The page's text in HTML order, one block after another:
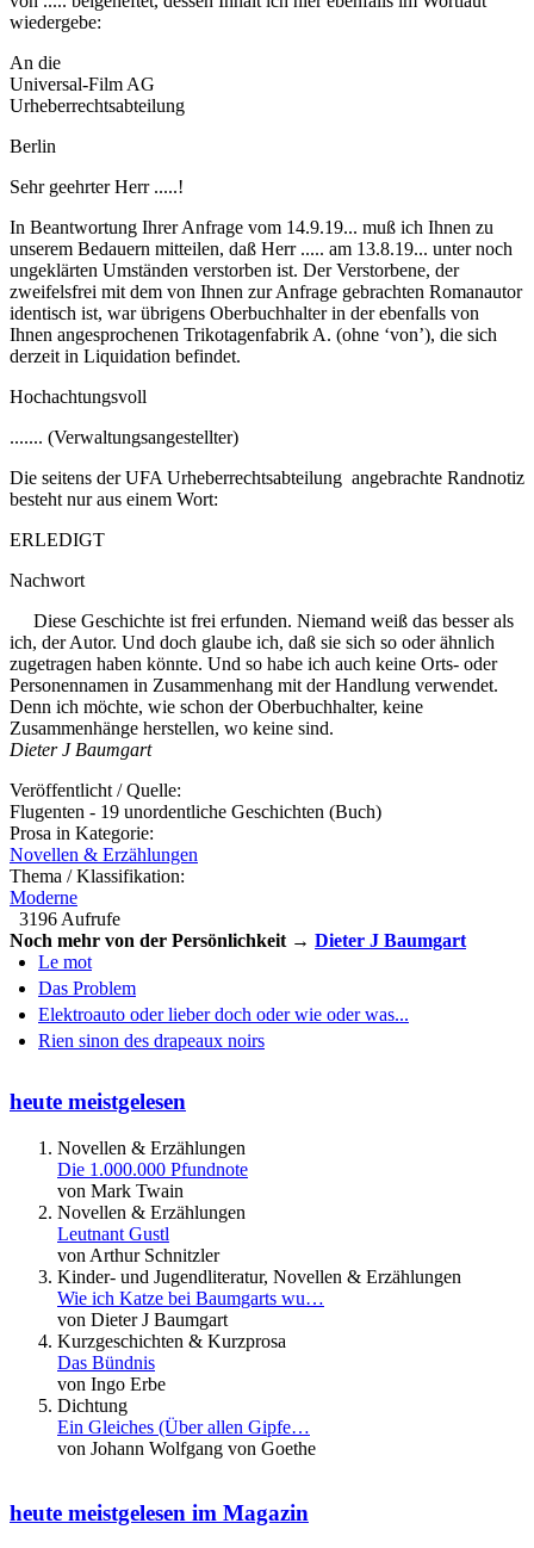
wiedergebe:
An die
Universal-Film AG
Urheberrechtsabteilung
Berlin
Sehr geehrter Herr .....!
In Beantwortung Ihrer Anfrage vom 14.9.19... muß ich Ihnen zu
unserem Bedauern mitteilen, daß Herr ..... am 13.8.19... unter noch
ungeklärten Umständen verstorben ist. Der Verstorbene, der
zweifelsfrei mit dem von Ihnen zur Anfrage gebrachten Romanautor
identisch ist, war übrigens Oberbuchhalter in der ebenfalls von
Ihnen angesprochenen Trikotagenfabrik A. (ohne ‘von’), die sich
derzeit in Liquidation befindet.
Hochachtungsvoll
....... (Verwaltungsangestellter)
Die seitens der UFA Urheberrechtsabteilung angebrachte Randnotiz
besteht nur aus einem Wort:
ERLEDIGT
Nachwort
Diese Geschichte ist frei erfunden. Niemand weiß das besser als
ich, der Autor. Und doch glaube ich, daß sie sich so oder ähnlich
zugetragen haben könnte. Und so habe ich auch keine Orts- oder
Personennamen in Zusammenhang mit der Handlung verwendet.
Denn ich möchte, wie schon der Oberbuchhalter, keine
Zusammenhänge herstellen, wo keine sind.
Dieter J Baumgart
Veröffentlicht / Quelle:
Flugenten - 19 unordentliche Geschichten (Buch)
Prosa in Kategorie:
Novellen & Erzählungen
Thema / Klassifikation:
Moderne
3196 Aufrufe
Noch mehr von der Persönlichkeit → Dieter J Baumgart
Le mot
Das Problem
Elektroauto oder lieber doch oder wie oder was...
Rien sinon des drapeaux noirs
heute meistgelesen
Novellen & Erzählungen
Die 1.000.000 Pfundnote
von Mark Twain
Novellen & Erzählungen
Leutnant Gustl
von Arthur Schnitzler
Kinder- und Jugendliteratur, Novellen & Erzählungen
Wie ich Katze bei Baumgarts wu…
von Dieter J Baumgart
Kurzgeschichten & Kurzprosa
Das Bündnis
von Ingo Erbe
Dichtung
Ein Gleiches (Über allen Gipfe…
von Johann Wolfgang von Goethe
heute meistgelesen im Magazin